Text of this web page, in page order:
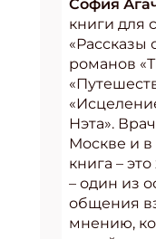
София
книги для
«Рассказы
романов
Нэта».
Москве и в
книга –
– один из
общения
мнению,